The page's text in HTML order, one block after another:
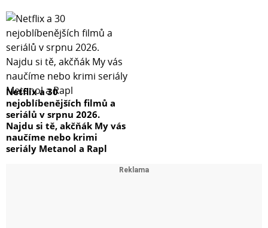
Netflix a 30
nejoblíbenějších filmů a
seriálů v srpnu 2026.
Najdu si tě, akčňák My vás
naučíme nebo krimi
seriály Metanol a Rapl